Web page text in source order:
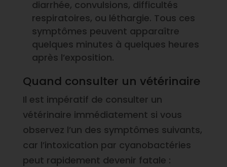
diarrhée, convulsions, difficultés
respiratoires, ou léthargie. Tous ces
symptômes peuvent apparaître
quelques minutes à quelques heures
après l’exposition.
Quand consulter un vétérinaire
Il est impératif de consulter un
vétérinaire immédiatement si vous
observez l’un des symptômes suivants,
car l’intoxication par cyanobactéries
peut rapidement devenir fatale :